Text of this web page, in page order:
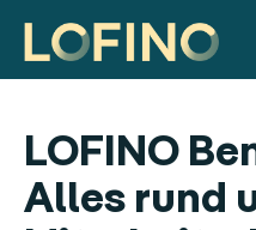
LOFINO
Alles rund
Produkte &
Mitarbeiter-Benefits:
Mobilitätsbudget
Warum
LOFINO Plattform
App für Mitarbeitende
Vorteile für
Steuersicherheit
Lohnkostenoptimierung
Partner
Arbeiten bei LOFINO
Ratgeber
Essenszuschuss
Mobilitätsbudget
FAQ & Hilfe